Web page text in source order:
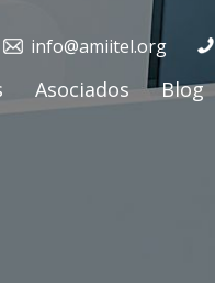
info@amiitel.org
Asociados Blog